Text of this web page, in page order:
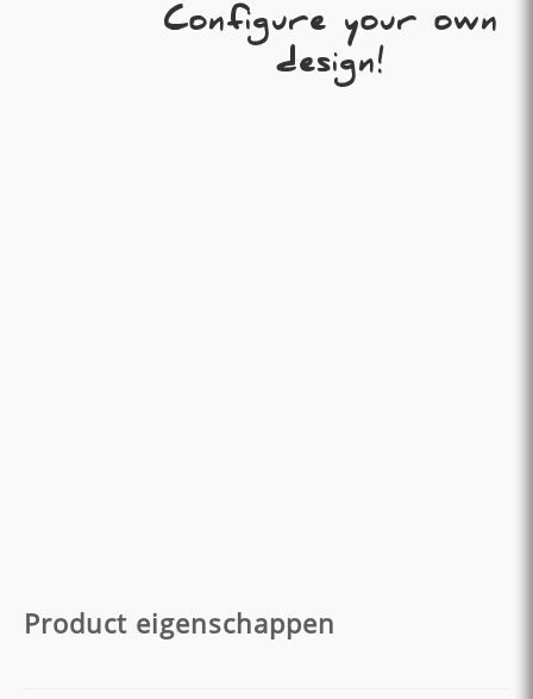
Configure your own
design!
Product eigenschappen